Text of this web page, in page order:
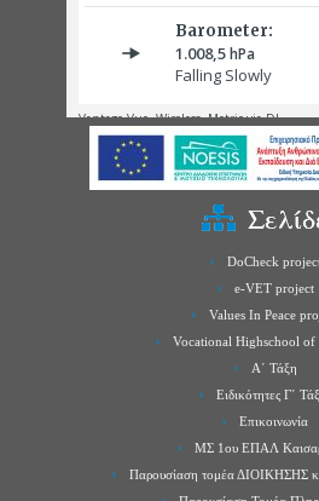
DoCheck
e-VET project
Values In Peace
Vocational Highschool of
Α΄ Τάξη
Ειδικότητες Γ΄
Επικοινωνία
ΜΣ 1ου ΕΠΑΛ
Παρουσίαση τομέα